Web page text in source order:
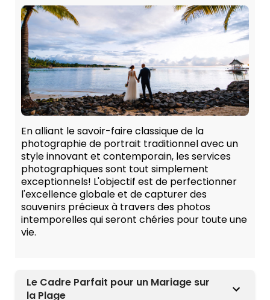
En alliant le savoir-faire classique de la
photographie de portrait traditionnel avec un
style innovant et contemporain, les services
photographiques sont tout simplement
exceptionnels! L'objectif est de perfectionner
l'excellence globale et de capturer des
souvenirs précieux à travers des photos
intemporelles qui seront chéries pour toute une
vie.
Le Cadre Parfait pour un Mariage sur
la Plage